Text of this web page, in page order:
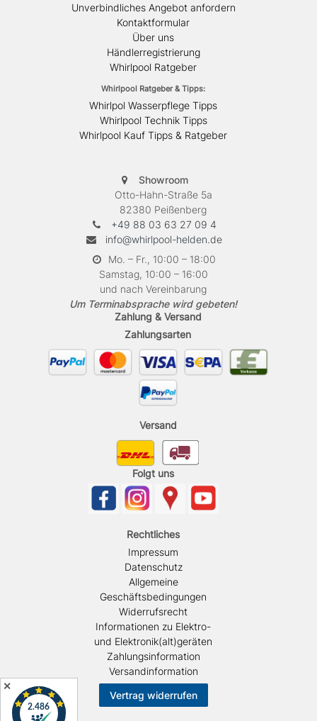
Unverbindliches Angebot anfordern
Kontaktformular
Über uns
Händlerregistrierung
Whirlpool Ratgeber
Whirlpool Ratgeber & Tipps:
Whirlpol Wasserpflege Tipps
Whirlpool Technik Tipps
Whirlpool Kauf Tipps & Ratgeber
Showroom
Otto-Hahn-Straße 5a
82380 Peißenberg
+49 88 03 63 27 09 4
info@whirlpool-helden.de
Mo. – Fr., 10:00 – 18:00
Samstag, 10:00 – 16:00
und nach Vereinbarung
Um Terminabsprache wird gebeten!
Zahlung & Versand
Zahlungsarten
Versand
Folgt uns
Rechtliches
Impressum
Datenschutz
Allgemeine
Geschäftsbedingungen
Widerrufsrecht
Informationen zu Elektro-
und Elektronik(alt)geräten
Zahlungsinformation
Versandinformation
Vertrag widerrufen
✕